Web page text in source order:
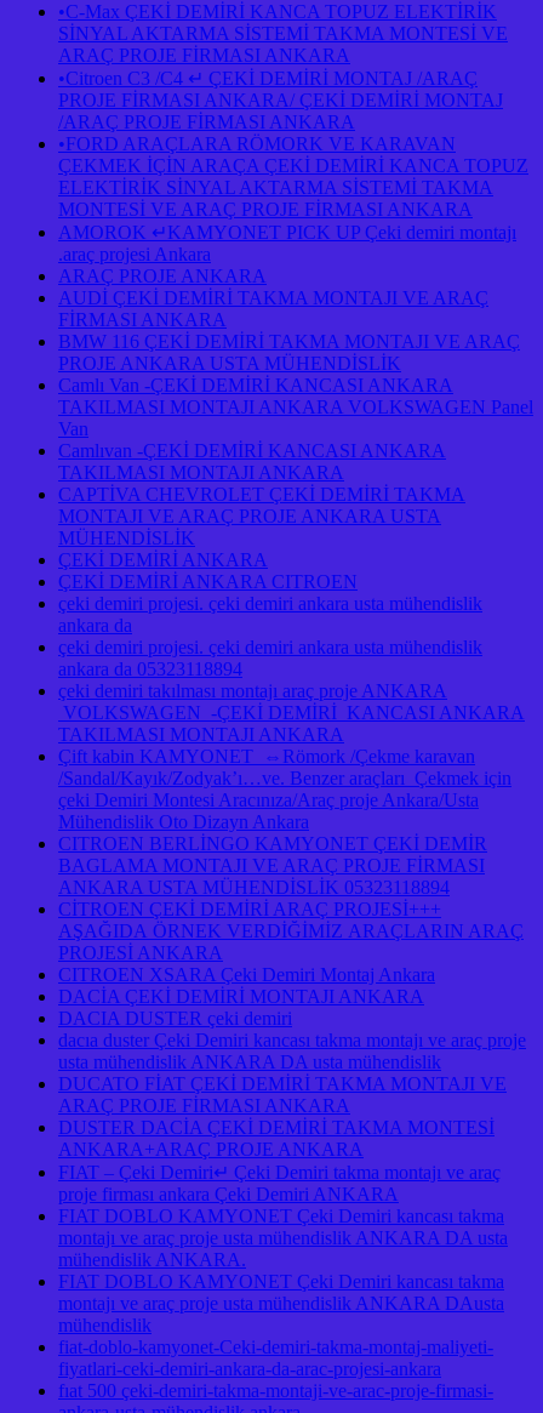
•C-Max ÇEKİ DEMİRİ KANCA TOPUZ ELEKTİRİK
SİNYAL AKTARMA SİSTEMİ TAKMA MONTESİ VE
ARAÇ PROJE FİRMASI ANKARA
•Citroen C3 /C4 ↵ ÇEKİ DEMİRİ MONTAJ /ARAÇ
PROJE FİRMASI ANKARA/ ÇEKİ DEMİRİ MONTAJ
/ARAÇ PROJE FİRMASI ANKARA
•FORD ARAÇLARA RÖMORK VE KARAVAN
ÇEKMEK İÇİN ARAÇA ÇEKİ DEMİRİ KANCA TOPUZ
ELEKTİRİK SİNYAL AKTARMA SİSTEMİ TAKMA
MONTESİ VE ARAÇ PROJE FİRMASI ANKARA
AMOROK ↵KAMYONET PICK UP Çeki demiri montajı
.araç projesi Ankara
ARAÇ PROJE ANKARA
AUDİ ÇEKİ DEMİRİ TAKMA MONTAJI VE ARAÇ
FİRMASI ANKARA
BMW 116 ÇEKİ DEMİRİ TAKMA MONTAJI VE ARAÇ
PROJE ANKARA USTA MÜHENDİSLİK
Camlı Van -ÇEKİ DEMİRİ KANCASI ANKARA
TAKILMASI MONTAJI ANKARA VOLKSWAGEN Panel
Van
Camlıvan -ÇEKİ DEMİRİ KANCASI ANKARA
TAKILMASI MONTAJI ANKARA
CAPTİVA CHEVROLET ÇEKİ DEMİRİ TAKMA
MONTAJI VE ARAÇ PROJE ANKARA USTA
MÜHENDİSLİK
ÇEKİ DEMİRİ ANKARA
ÇEKİ DEMİRİ ANKARA CITROEN
çeki demiri projesi. çeki demiri ankara usta mühendislik
ankara da
çeki demiri projesi. çeki demiri ankara usta mühendislik
ankara da 05323118894
çeki demiri takılması montajı araç proje ANKARA
VOLKSWAGEN -ÇEKİ DEMİRİ KANCASI ANKARA
TAKILMASI MONTAJI ANKARA
Çift kabin KAMYONET ⇔Römork /Çekme karavan
/Sandal/Kayık/Zodyak’ı…ve. Benzer araçları Çekmek için
çeki Demiri Montesi Aracınıza/Araç proje Ankara/Usta
Mühendislik Oto Dizayn Ankara
CITROEN BERLİNGO KAMYONET ÇEKİ DEMİR
BAGLAMA MONTAJI VE ARAÇ PROJE FİRMASI
ANKARA USTA MÜHENDİSLİK 05323118894
CİTROEN ÇEKİ DEMİRİ ARAÇ PROJESİ+++
AŞAĞIDA ÖRNEK VERDİĞİMİZ ARAÇLARIN ARAÇ
PROJESİ ANKARA
CITROEN XSARA Çeki Demiri Montaj Ankara
DACİA ÇEKİ DEMİRİ MONTAJI ANKARA
DACIA DUSTER çeki demiri
dacıa duster Çeki Demiri kancası takma montajı ve araç proje
usta mühendislik ANKARA DA usta mühendislik
DUCATO FİAT ÇEKİ DEMİRİ TAKMA MONTAJI VE
ARAÇ PROJE FİRMASI ANKARA
DUSTER DACİA ÇEKİ DEMİRİ TAKMA MONTESİ
ANKARA+ARAÇ PROJE ANKARA
FIAT – Çeki Demiri↵ Çeki Demiri takma montajı ve araç
proje firması ankara Çeki Demiri ANKARA
FIAT DOBLO KAMYONET Çeki Demiri kancası takma
montajı ve araç proje usta mühendislik ANKARA DA usta
mühendislik ANKARA.
FIAT DOBLO KAMYONET Çeki Demiri kancası takma
montajı ve araç proje usta mühendislik ANKARA DAusta
mühendislik
fiat-doblo-kamyonet-Ceki-demiri-takma-montaj-maliyeti-
fiyatlari-ceki-demiri-ankara-da-arac-projesi-ankara
fıat 500 çeki-demiri-takma-montaji-ve-arac-proje-firmasi-